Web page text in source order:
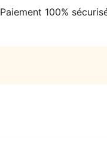
Paiement 100%